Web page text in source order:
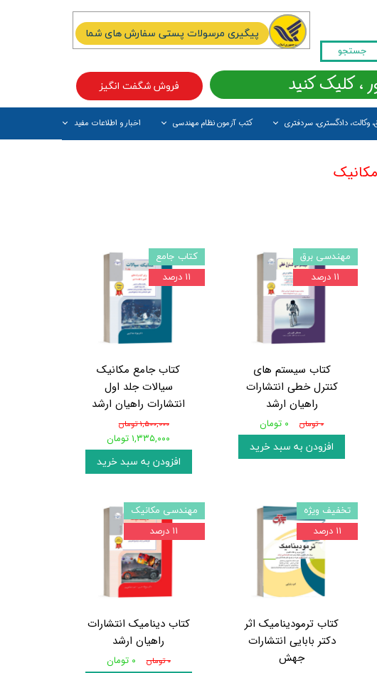
جستجو
وکالت، دادگستری، سردفتری کتب آزمون نظام مهندسی اخبار و اطلاعات مفید
فروش شگفت انگیز ، کلیک کنید
پیگیری مرسولات پستی سفارش های شما
کتاب سیستم های
کنترل خطی انتشارات
راهیان ارشد
۰ تومان ۰ تومان
افزودن به سبد خرید
مهندسی برق
۱۱ درصد
کتاب جامع مکانیک
سیالات جلد اول
انتشارات راهیان ارشد
۱,۵۰۰,۰۰۰ تومان
۱,۳۳۵,۰۰۰ تومان
افزودن به سبد خرید
کتاب جامع
۱۱ درصد
کتاب ترمودینامیک اثر
دکتر بابایی انتشارات
جهش
تخفیف ویژه
۱۱ درصد
کتاب دینامیک انتشارات
راهیان ارشد
۰ تومان ۰ تومان
مهندسی مکانیک
۱۱ درصد